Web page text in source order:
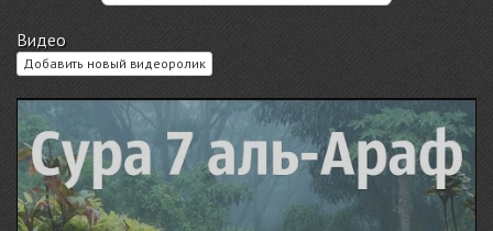
Видео
Добавить новый видеоролик